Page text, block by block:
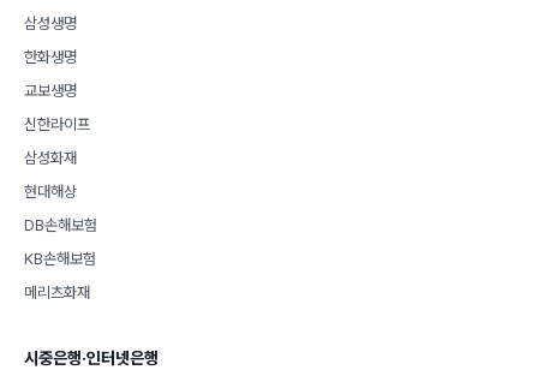
삼성생명
한화생명
교보생명
신한라이프
삼성화재
현대해상
DB손해보험
KB손해보험
메리츠화재
시중은행·인터넷은행